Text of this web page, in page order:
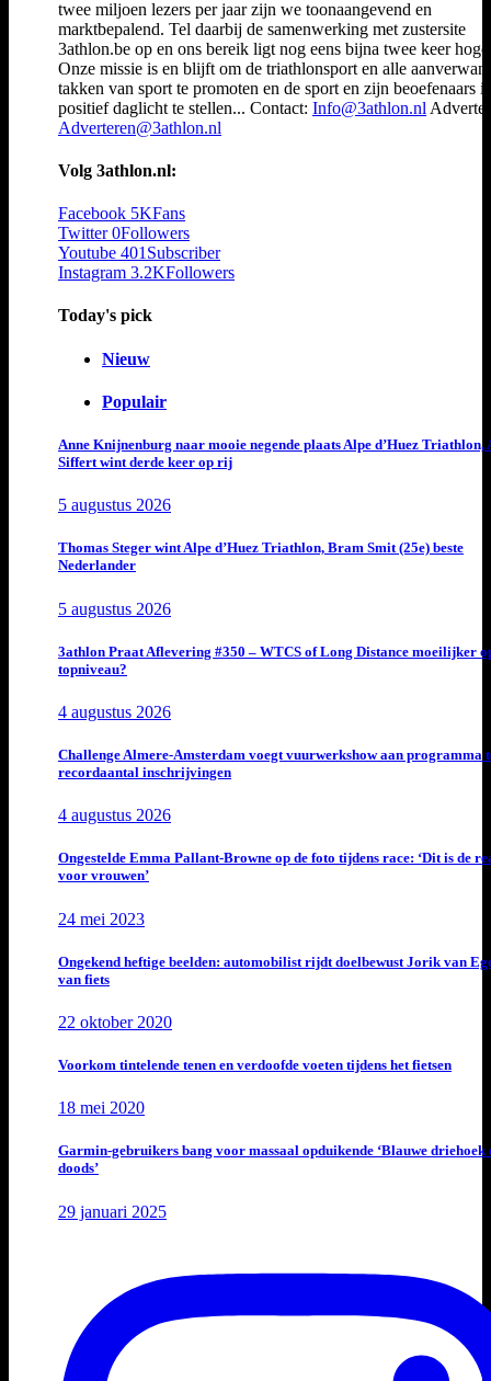
twee miljoen lezers per jaar zijn we toonaangevend en
marktbepalend. Tel daarbij de samenwerking met zustersite
3athlon.be op en ons bereik ligt nog eens bijna twee keer
Onze missie is en blijft om de triathlonsport en alle
takken van sport te promoten en de sport en zijn beoefenaars
positief daglicht te stellen... Contact: Info@3athlon.nl
Adverteren@3athlon.nl
Volg 3athlon.nl:
Facebook 5KFans
Twitter 0Followers
Youtube 401 Subscriber
Instagram 3.2KFollowers
Today's pick
Nieuw
Populair
Anne Knijnenburg naar mooie negende plaats Alpe d’Huez Triathlon,
Siffert wint derde keer op rij
5 augustus 2026
Thomas Steger wint Alpe d’Huez Triathlon, Bram Smit (25e) beste
Nederlander
5 augustus 2026
3athlon Praat Aflevering #350 – WTCS of Long Distance moeilijker
topniveau?
4 augustus 2026
Challenge Almere-Amsterdam voegt vuurwerkshow aan programma
recordaantal inschrijvingen
4 augustus 2026
Ongestelde Emma Pallant-Browne op de foto tijdens race: ‘Dit is de
voor vrouwen’
24 mei 2023
Ongekend heftige beelden: automobilist rijdt doelbewust Jorik van
van fiets
22 oktober 2020
Voorkom tintelende tenen en verdoofde voeten tijdens het fietsen
18 mei 2020
Garmin-gebruikers bang voor massaal opduikende ‘Blauwe driehoek
doods’
29 januari 2025